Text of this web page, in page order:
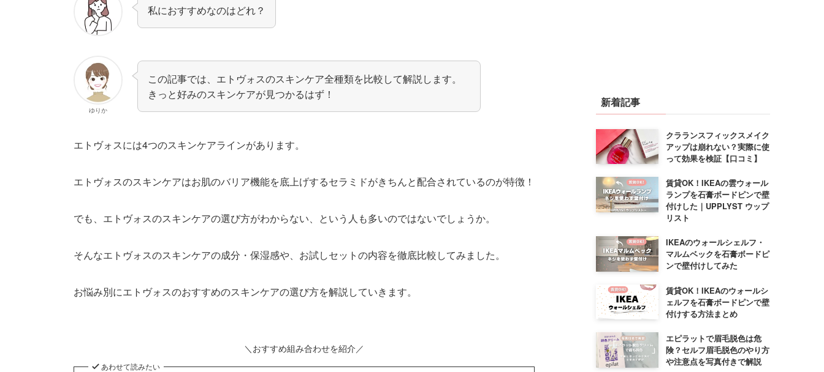
私におすすめなのはどれ？
ゆりか
この記事では、エトヴォスのスキンケア全種類を比較して解説します。
きっと好みのスキンケアが見つかるはず！
エトヴォスには4つのスキンケアラインがあります。
エトヴォスのスキンケアはお肌のバリア機能を底上げするセラミドがきちんと配合されているのが特徴！
でも、エトヴォスのスキンケアの選び方がわからない、という人も多いのではないでしょうか。
そんなエトヴォスのスキンケアの成分・保湿感や、お試しセットの内容を徹底比較してみました。
お悩み別にエトヴォスのおすすめのスキンケアの選び方を解説していきます。
＼おすすめ組み合わせを紹介／
あわせて読みたい
新着記事
クラランスフィックスメイク
アップは崩れない？実際に使
って効果を検証【口コミ】
賃貸OK！IKEAの雲ウォール
ランプを石膏ボードピンで壁
付けした｜UPPLYST ウップ
リスト
IKEAのウォールシェルフ・
マルムベックを石膏ボードピ
ンで壁付けしてみた
賃貸OK！IKEAのウォールシ
ェルフを石膏ボードピンで壁
付けする方法まとめ
エピラットで眉毛脱色は危
険？セルフ眉毛脱色のやり方
や注意点を写真付きで解説